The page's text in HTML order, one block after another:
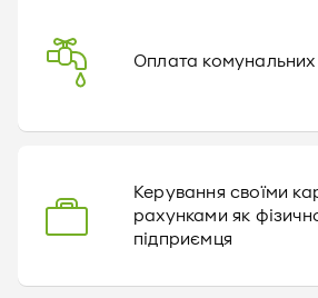
Оплата комунальних
Керування своїми
рахунками як
підприємця